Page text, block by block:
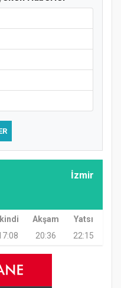
Kur’an Kursu
Camii
İzmir
Akşam
Yatsı
20:36 22:15